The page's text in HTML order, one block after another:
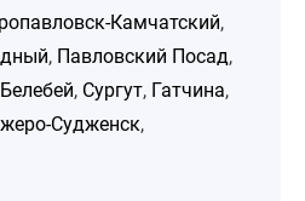
Камчатский,
, Павловский Посад,
Белебей, Сургут, Гатчина,
Судженск,